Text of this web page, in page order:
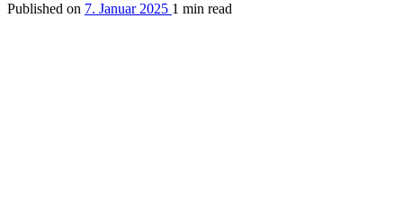
Published on 7. Januar 2025 1 min read